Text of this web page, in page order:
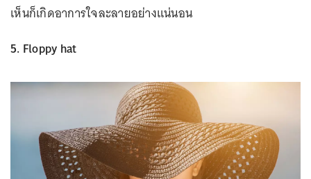
เห็นก็เกิดอาการใจละลายอย่างแน่นอน
5. Floppy hat